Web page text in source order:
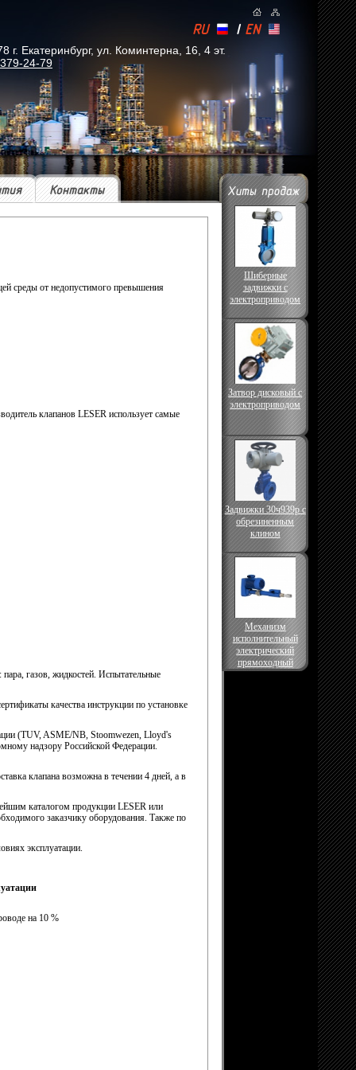
Екатеринбург, ул. Коминтерна, 16, 4 эт.
24-79
RU | EN
Контакты
среды от недопустимого превышения
клапанов LESER использует самые
газов, жидкостей. Испытательные
качества инструкции по установке
(TUV, ASME/NB, Stoomwezen, Lloyd's
надзору Российской Федерации.
клапана возможна в течении 4 дней, а в
каталогом продукции LESER или
заказчику оборудования. Также по
эксплуатации.
на 10 %
Шиберные
задвижки с
электроприводом
Затвор дисковый с
электроприводом
Задвижки 30ч939р с
обрезиненным
клином
Механизм
исполнительный
электрический
прямоходный